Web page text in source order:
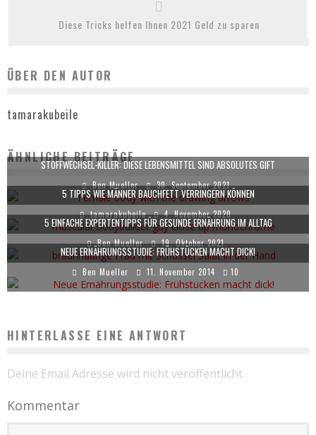
Diese Tricks helfen Ihnen 2021 Geld zu sparen
ÜBER DEN AUTOR
tamarakubeile
ÄHNLICHE BEITRÄGE
STOFFWECHSEL-KILLER: DIESE LEBENSMITTEL SIND ABSOLUTES GIFT
Ben Mueller 30. September 2021
5 TIPPS WIE MÄNNER BAUCHFETT VERRINGERN KÖNNEN
tamarakubeile 4. November 2020
5 EINFACHE EXPERTENTIPPS FÜR GESUNDE ERNÄHRUNG IM ALLTAG
Ben Mueller 19. Oktober 2021
NEUE ERNÄHRUNGSSTUDIE: FRÜHSTÜCKEN MACHT DICK!
Ben Mueller 11. November 2014 10
HINTERLASSE EINE ANTWORT
Deine Email Adresse wird nicht veröffentlicht.
Kommentar